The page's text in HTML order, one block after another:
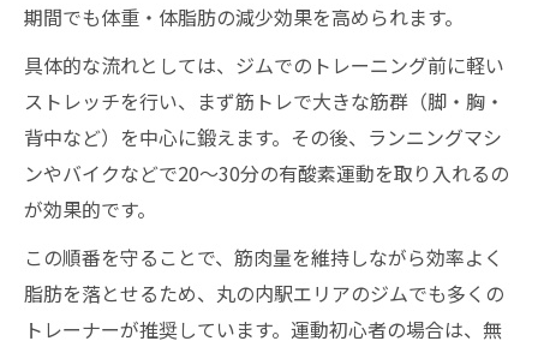
期間でも体重・体脂肪の減少効果を高められます。
具体的な流れとしては、ジムでのトレーニング前に軽い
ストレッチを行い、まず筋トレで大きな筋群（脚・胸・
背中など）を中心に鍛えます。その後、ランニングマシ
ンやバイクなどで20～30分の有酸素運動を取り入れるの
が効果的です。
この順番を守ることで、筋肉量を維持しながら効率よく
脂肪を落とせるため、丸の内駅エリアのジムでも多くの
トレーナーが推奨しています。運動初心者の場合は、無